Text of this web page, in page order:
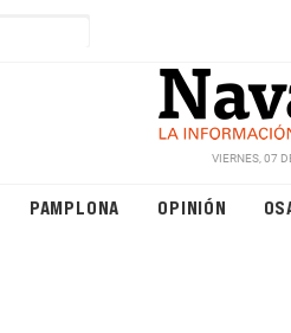
VIERNES, 07
PAMPLONA OPINIÓN